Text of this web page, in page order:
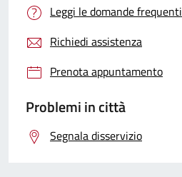
Leggi le domande frequenti
Richiedi assistenza
Prenota appuntamento
Problemi in città
Segnala disservizio